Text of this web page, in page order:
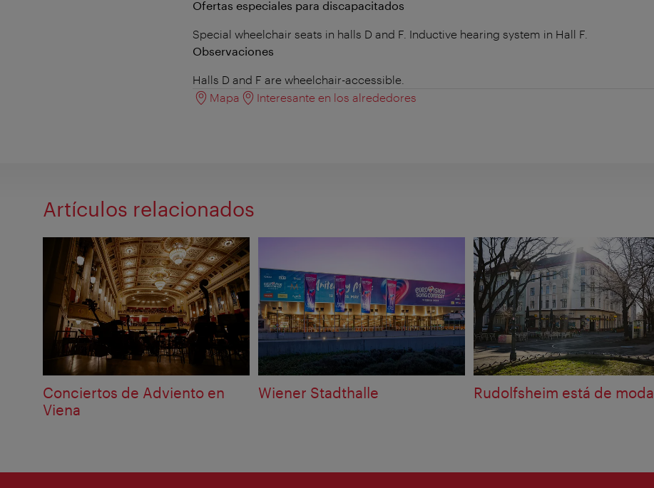
Ofertas especiales para discapacitados
Special wheelchair seats in halls D and F. Inductive hearing system in Hall F.
Observaciones
Halls D and F are wheelchair-accessible.
Mapa
Interesante en los alrededores
Artículos relacionados
Conciertos de Adviento en
Viena
Wiener Stadthalle Rudolfsheim está de moda